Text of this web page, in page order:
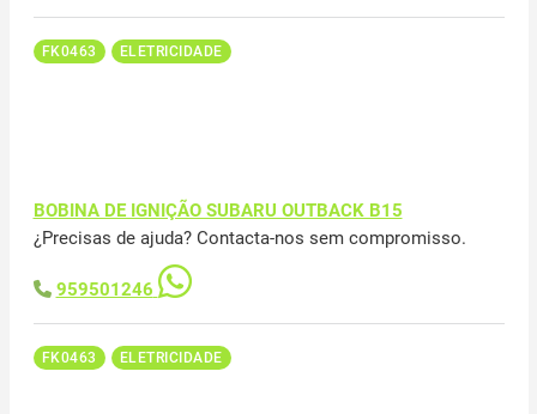
FK0463 ELETRICIDADE
BOBINA DE IGNIÇÃO SUBARU OUTBACK B15
¿Precisas de ajuda? Contacta-nos sem compromisso.
959501246
FK0463 ELETRICIDADE